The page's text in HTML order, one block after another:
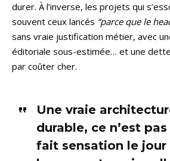
durer. À l’inverse, les projets qui
souvent ceux lancés “parce que le
sans vraie justification métier, avec
éditoriale sous-estimée… et une
par coûter cher.
Une vraie
durable, ce n’est
fait sensation le jour